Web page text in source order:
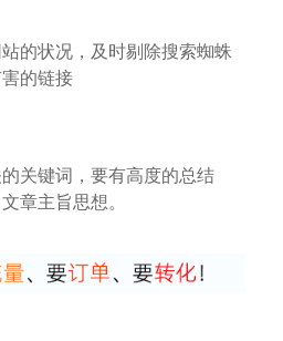
的状况，及时剔除搜索蜘蛛
的链接
关键词，要有高度的总结
章主旨思想。